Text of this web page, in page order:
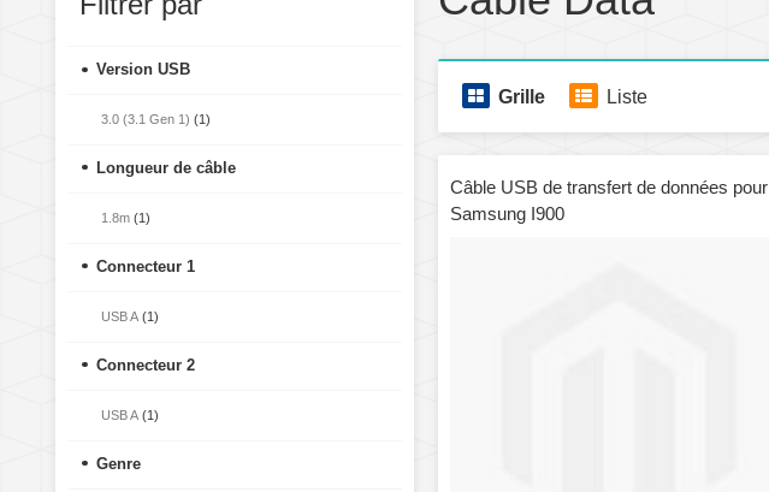
Grille Liste
Câble USB de transfert de données pour
Samsung I900
Version USB
3.0 (3.1 Gen 1) (1)
Longueur de câble
1.8m (1)
Connecteur 1
USB A (1)
Connecteur 2
USB A (1)
Genre